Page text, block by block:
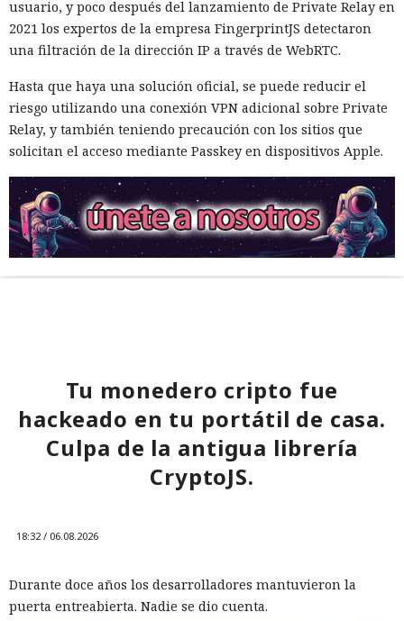
usuario, y poco después del lanzamiento de Private Relay en
2021 los expertos de la empresa FingerprintJS detectaron
una filtración de la dirección IP a través de WebRTC.
Hasta que haya una solución oficial, se puede reducir el
riesgo utilizando una conexión VPN adicional sobre Private
Relay, y también teniendo precaución con los sitios que
solicitan el acceso mediante Passkey en dispositivos Apple.
Tu monedero cripto fue
hackeado en tu portátil de casa.
Culpa de la antigua librería
CryptoJS.
18:32 / 06.08.2026
Durante doce años los desarrolladores mantuvieron la
puerta entreabierta. Nadie se dio cuenta.